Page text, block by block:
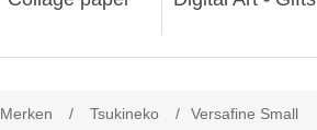
Merken / Tsukineko / Versafine Small